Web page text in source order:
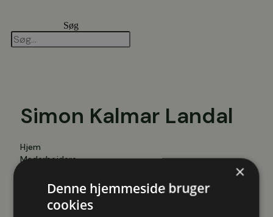
indhold
Søg
Simon Kalmar Landal
Hjem
Medarbejdere
Studentermedhjælper, Energi og Indeklima
×
Denne hjemmeside bruger
cookies